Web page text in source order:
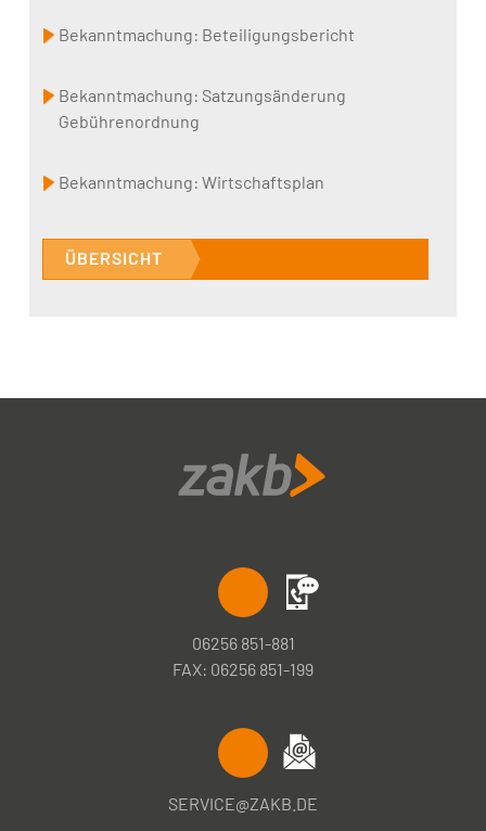
Bekanntmachung: Beteiligungsbericht
Bekanntmachung: Satzungsänderung
Gebührenordnung
Bekanntmachung: Wirtschaftsplan
ÜBERSICHT
06256 851-881
FAX: 06256 851-199
SERVICE@ZAKB.DE